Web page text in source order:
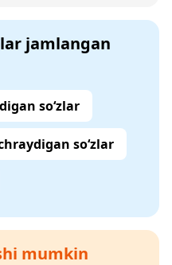
jamlangan
so‘zlar
so‘zlar
mumkin